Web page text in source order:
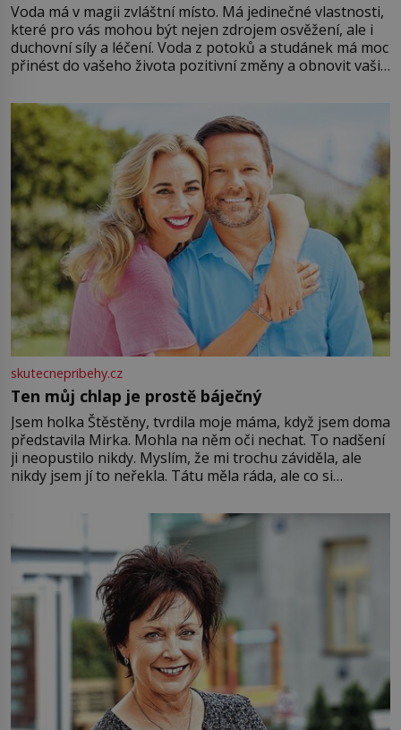
Voda má v magii zvláštní místo. Má jedinečné vlastnosti,
které pro vás mohou být nejen zdrojem osvěžení, ale i
duchovní síly a léčení. Voda z potoků a studánek má moc
přinést do vašeho života pozitivní změny a obnovit vaši
můžete obohatit své rituály a přinést do svého života
větší harmonii a klid. Je důležité
skutecnepribehy.cz
Ten můj chlap je prostě báječný
Jsem holka Štěstěny, tvrdila moje máma, když jsem doma
představila Mirka. Mohla na něm oči nechat. To nadšení
ji neopustilo nikdy. Myslím, že mi trochu záviděla, ale
nikdy jsem jí to neřekla. Tátu měla ráda, ale co si
Jsme spolu moc rádi Tehdy byla jiná doba, když